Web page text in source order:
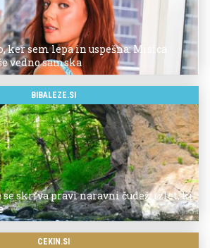
ker sem lepa in uspešna: Misica
vedno samska
BIBALEZE.SI
se skriva pravi naravni čudež: izlet, ki
CEKIN.SI